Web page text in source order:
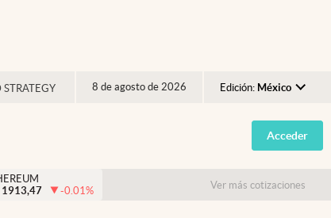
STRATEGY 8 de agosto de 2026 Edición: México
Argentina
España
USA
Acceder
1913,47 -0.01% Ver más cotizaciones